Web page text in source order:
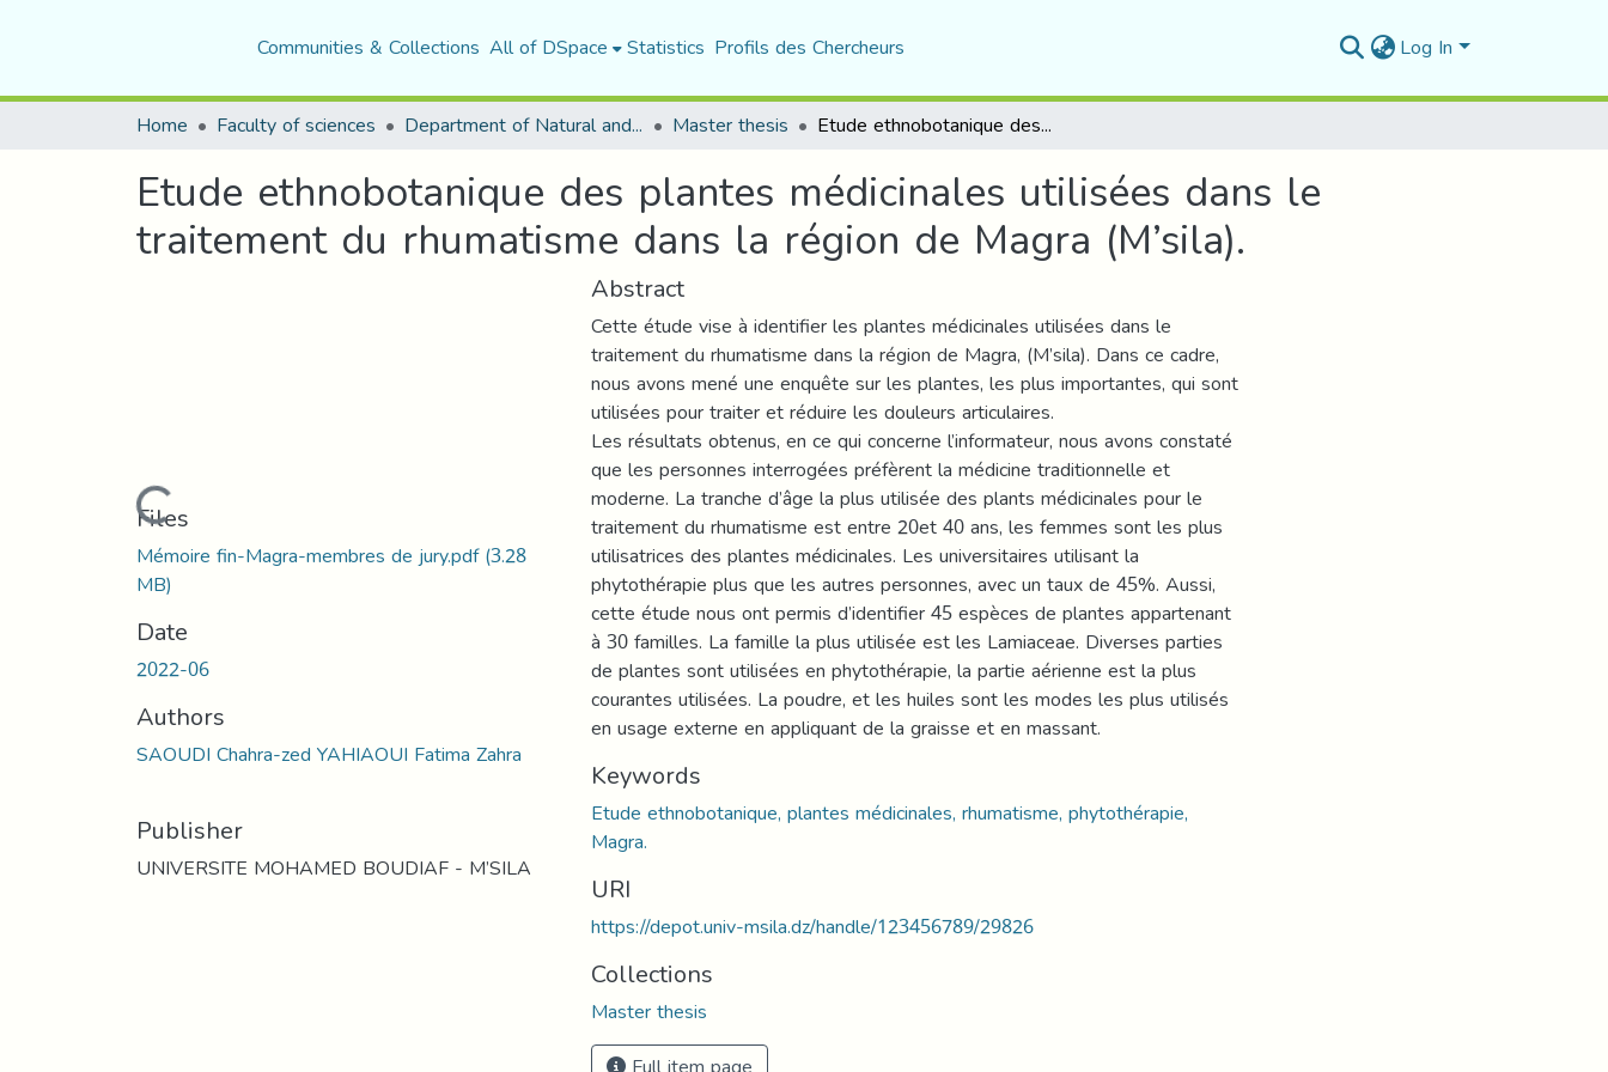
Communities & Collections All of DSpace Statistics Profils des Chercheurs Log In
Home Faculty of sciences Department of Natural and Life Sciences Master thesis Etude ethnobotanique des plantes médicinales utilisées dans le traitement du rhumatisme dans la région de Magra (M’sila).
Etude ethnobotanique des plantes médicinales utilisées dans le
traitement du rhumatisme dans la région de Magra (M’sila).
Loading...
Files
Mémoire fin-Magra-membres de jury.pdf(3.28
MB)
Date
2022-06
Authors
SAOUDI Chahra-zed YAHIAOUI Fatima Zahra
Publisher
UNIVERSITE MOHAMED BOUDIAF - M’SILA
Abstract
Cette étude vise à identifier les plantes médicinales utilisées dans le
traitement du rhumatisme dans la région de Magra, (M’sila). Dans ce cadre,
nous avons mené une enquête sur les plantes, les plus importantes, qui sont
utilisées pour traiter et réduire les douleurs articulaires.
Les résultats obtenus, en ce qui concerne l’informateur, nous avons constaté
que les personnes interrogées préfèrent la médicine traditionnelle et
moderne. La tranche d’âge la plus utilisée des plants médicinales pour le
traitement du rhumatisme est entre 20et 40 ans, les femmes sont les plus
utilisatrices des plantes médicinales. Les universitaires utilisant la
phytothérapie plus que les autres personnes, avec un taux de 45%. Aussi,
cette étude nous ont permis d’identifier 45 espèces de plantes appartenant
à 30 familles. La famille la plus utilisée est les Lamiaceae. Diverses parties
de plantes sont utilisées en phytothérapie, la partie aérienne est la plus
courantes utilisées. La poudre, et les huiles sont les modes les plus utilisés
en usage externe en appliquant de la graisse et en massant.
Keywords
Etude ethnobotanique, plantes médicinales, rhumatisme, phytothérapie,
Magra.
URI
https://depot.univ-msila.dz/handle/123456789/29826
Collections
Master thesis